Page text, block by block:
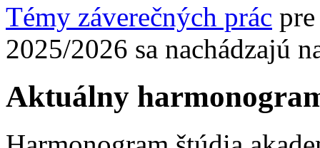
Témy záverečných prác
2025/2026 sa nachádzajú
Aktuálny